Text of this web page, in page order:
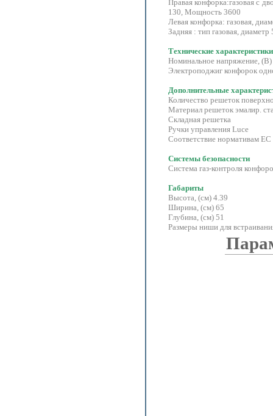
Правая конфорка:газовая с
130, Мощность 3600
Левая конфорка: газовая,
Задняя : тип газовая,
Технические характеристики
Номинальное напряжение,
Электроподжиг
Дополнительные
Количество решеток
Материал решеток эмалир.
Складная решетка
Ручки управления Luce
Соответствие нормативам ЕС
Системы безопасности
Система газ-контроля
Габариты
Высота, (см) 4.39
Ширина, (см) 65
Глубина, (см) 51
Размеры ниши для